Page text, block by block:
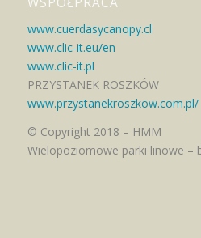
www.cuerdasycanopy.cl
www.clic-it.eu/en
www.clic-it.pl
PRZYSTANEK ROSZKÓW
www.przystanekroszkow.com.pl/
© Copyright 2018 – HMM
Wielopoziomowe parki linowe –